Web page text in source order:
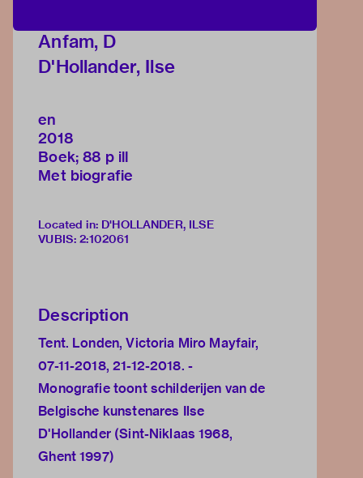
Anfam, D
D'Hollander, Ilse
en
2018
Boek; 88 p ill
Met biografie
Located in: D'HOLLANDER, ILSE
VUBIS: 2:102061
Description
Tent. Londen, Victoria Miro Mayfair,
07-11-2018, 21-12-2018. -
Monografie toont schilderijen van de
Belgische kunstenares Ilse
D'Hollander (Sint-Niklaas 1968,
Ghent 1997)